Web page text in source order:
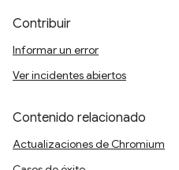
Contribuir
Informar un error
Ver incidentes abiertos
Contenido relacionado
Actualizaciones de Chromium